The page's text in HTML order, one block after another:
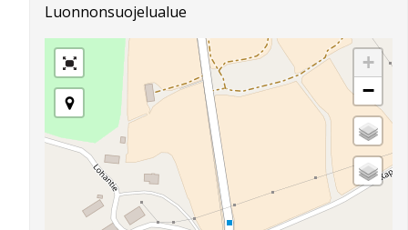
Luonnonsuojelualue
+
−